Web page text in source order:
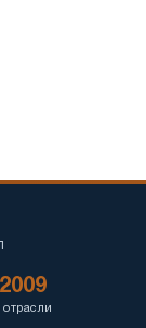
2009
отрасли